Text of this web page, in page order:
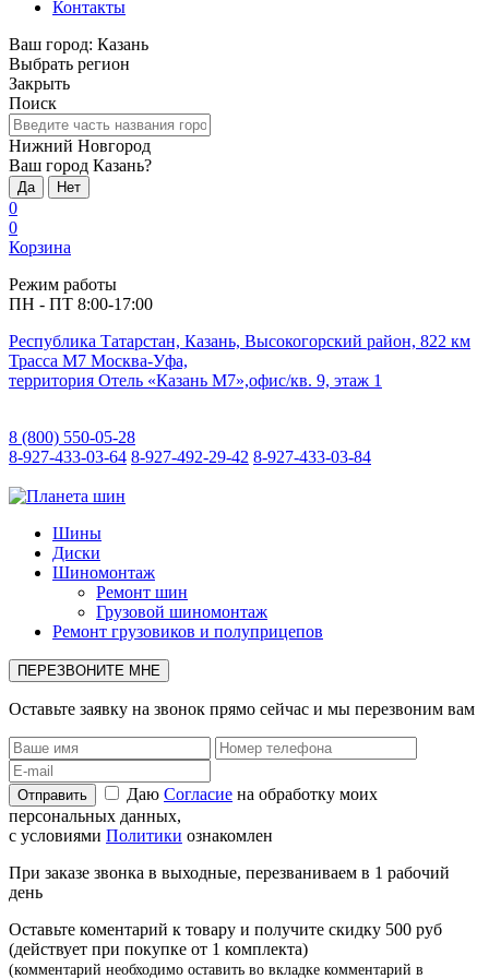
Контакты
Ваш город: Казань
Выбрать регион
Закрыть
Поиск
Нижний Новгород
Ваш город Казань?
Да Нет
0
0
Корзина
Режим работы
ПН - ПТ 8:00-17:00
Республика Татарстан, Казань, Высокогорский район, 822 км
Трасса М7 Москва-Уфа,
территория Отель «Казань М7»,офис/кв. 9, этаж 1
8 (800) 550-05-28
8-927-433-03-64 8-927-492-29-42 8-927-433-03-84
Шины
Диски
Шиномонтаж
Ремонт шин
Грузовой шиномонтаж
Ремонт грузовиков и полуприцепов
ПЕРЕЗВОНИТЕ МНЕ
Оставьте заявку на звонок прямо сейчас и мы перезвоним вам
Даю Согласие на обработку моих
персональных данных,
с условиями Политики ознакомлен
При заказе звонка в выходные, перезваниваем в 1 рабочий
день
Оставьте коментарий к товару и получите скидку 500 руб
(действует при покупке от 1 комплекта)
(комментарий необходимо оставить во вкладке комментарий в